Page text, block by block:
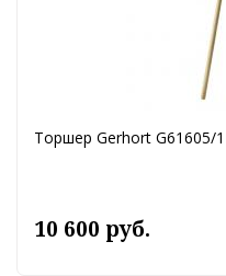
Торшер Gerhort G61605/
10 600 руб.